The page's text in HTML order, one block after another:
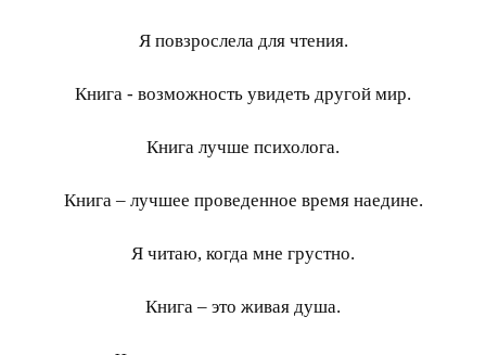
Я повзрослела для чтения.
Книга - возможность увидеть другой мир.
Книга лучше психолога.
Книга – лучшее проведенное время наедине.
Я читаю, когда мне грустно.
Книга – это живая душа.